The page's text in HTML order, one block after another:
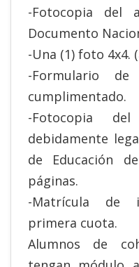
-Fotocopia del
Documento
-Una (1) foto 4x4.
-Formulario de
cumplimentado.
-Fotocopia
debidamente
de Educación
páginas.
-Matrícula de
primera cuota.
Alumnos de